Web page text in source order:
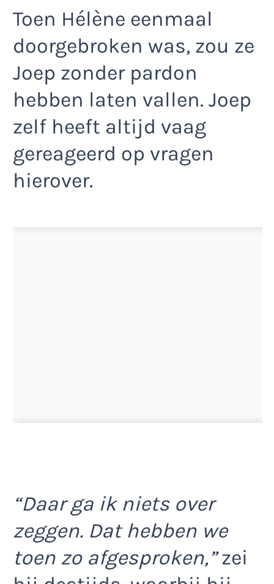
Toen Hélène eenmaal
doorgebroken was, zou ze
Joep zonder pardon
hebben laten vallen. Joep
zelf heeft altijd vaag
gereageerd op vragen
hierover.
“Daar ga ik niets over
zeggen. Dat hebben we
toen zo afgesproken,”zei